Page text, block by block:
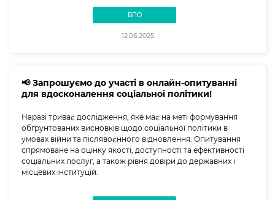
ВПО
12.06.2025
📢 Запрошуємо до участі в онлайн-опитуванні
для вдосконалення соціальної політики!
Наразі триває дослідження, яке має на меті формування
обґрунтованих висновків щодо соціальної політики в
умовах війни та післявоєнного відновлення. Опитування
спрямоване на оцінку якості, доступності та ефективності
соціальних послуг, а також рівня довіри до державних і
місцевих інституцій.